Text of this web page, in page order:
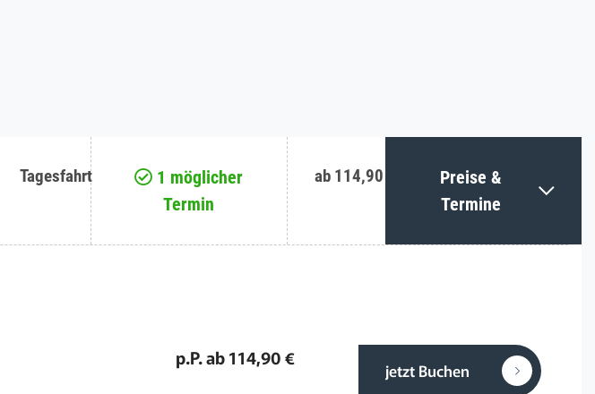
Tagesfahrt
1 möglicher
Termin
ab 114,90 €
Preise &
Termine
p.P. ab 114,90 €
jetzt Buchen